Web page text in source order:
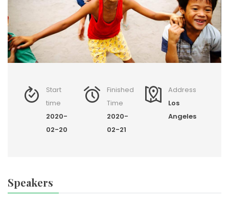
Start
time
2020-
02-20
Finished
Time
2020-
02-21
Address
Los
Angeles
Speakers